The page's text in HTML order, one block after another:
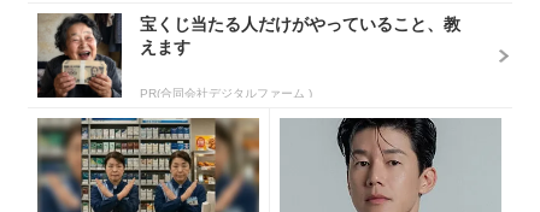
宝くじ当たる人だけがやっていること、教
えます
PR(合同会社デジタルファーム )